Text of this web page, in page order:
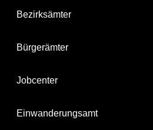
Bezirksämter
Bürgerämter
Jobcenter
Einwanderungsamt